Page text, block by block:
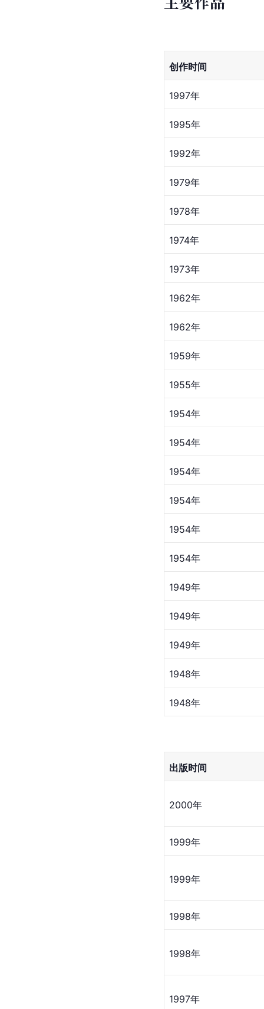
创作时间
1997年
1995年
1992年
1979年
1978年
1974年
1973年
1962年
1962年
1959年
1955年
1954年
1954年
1954年
1954年
1954年
1954年
1949年
1949年
1949年
1948年
1948年
出版时间
2000年
1999年
1999年
1998年
1998年
1997年